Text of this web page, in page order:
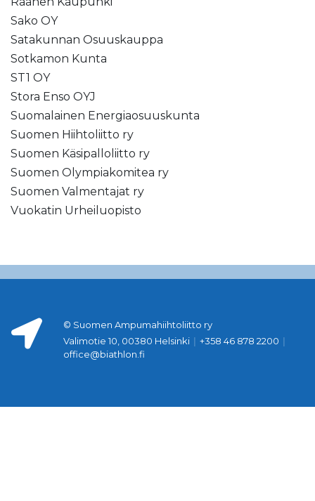
Sako OY
Satakunnan Osuuskauppa
Sotkamon Kunta
ST1 OY
Stora Enso OYJ
Suomalainen Energiaosuuskunta
Suomen Hiihtoliitto ry
Suomen Käsipalloliitto ry
Suomen Olympiakomitea ry
Suomen Valmentajat ry
Vuokatin Urheiluopisto
© Suomen Ampumahiihtoliitto ry
Valimotie 10, 00380 Helsinki | +358 46 878 2200 |
office@biathlon.fi